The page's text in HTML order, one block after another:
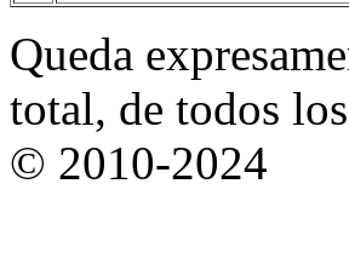
Queda
total, de todos
© 2010-2024